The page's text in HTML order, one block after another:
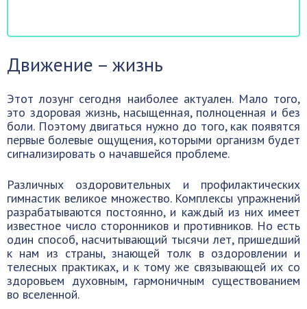
Движение – жизнь
Этот лозунг сегодня наиболее актуален. Мало того,
это здоровая жизнь, насыщенная, полноценная и без
боли. Поэтому двигаться нужно до того, как появятся
первые болевые ощущения, которыми организм будет
сигнализировать о начавшейся проблеме.
Различных оздоровительных и профилактических
гимнастик великое множество. Комплексы упражнений
разрабатываются постоянно, и каждый из них имеет
известное число сторонников и противников. Но есть
один способ, насчитывающий тысячи лет, пришедший
к нам из страны, знающей толк в оздоровлении и
телесных практиках, и к тому же связывающей их со
здоровьем духовным, гармоничным существованием
во вселенной.